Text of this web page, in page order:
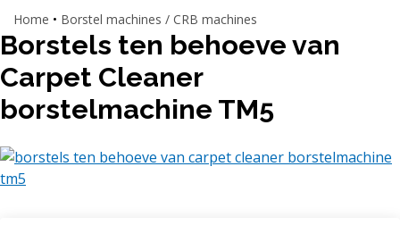
Home • Borstel machines / CRB machines
Borstels ten behoeve van
Carpet Cleaner
borstelmachine TM5